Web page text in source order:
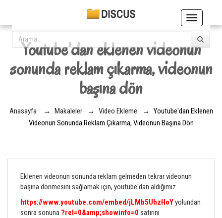
Toggle
navigation
Youtube'dan eklenen videonun
sonunda reklam çıkarma, videonun
başına dön
Anasayfa → Makaleler → Video Ekleme →
Youtube'dan Eklenen
Videonun Sonunda Reklam Çıkarma, Videonun Başına Dön
Eklenen videonun sonunda reklam gelmeden tekrar videonun
başına dönmesini sağlamak için, youtube'dan aldığımız
https://www.youtube.com/embed/jLMb5UhzHoYyolundan
sonra sonuna ?rel=0&amp;showinfo=0 satırını